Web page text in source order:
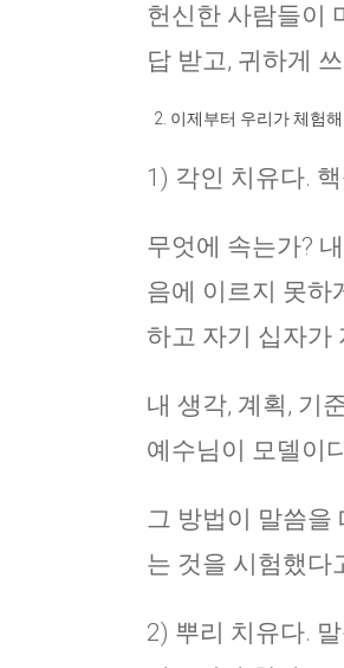
헌신한 사람들이
답 받고, 귀하게
이제부터 우리가 체험
1) 각인 치유다.
무엇에 속는가?
음에 이르지 못하
하고 자기 십자가
내 생각, 계획, 기
예수님이 모델이
그 방법이 말씀을
는 것을 시험했다
2) 뿌리 치유다.